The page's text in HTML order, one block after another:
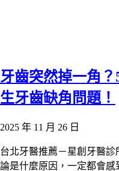
牙齒突然掉一角
生牙齒缺角問題！
2025 年 11 月 26 日
台北牙醫推薦－星創牙醫
論是什麼原因，一定都會